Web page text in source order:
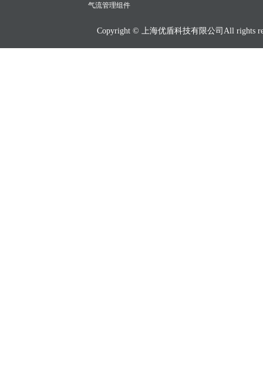
气流管理组件
Copyright © 上海优盾科技有限公司All rights